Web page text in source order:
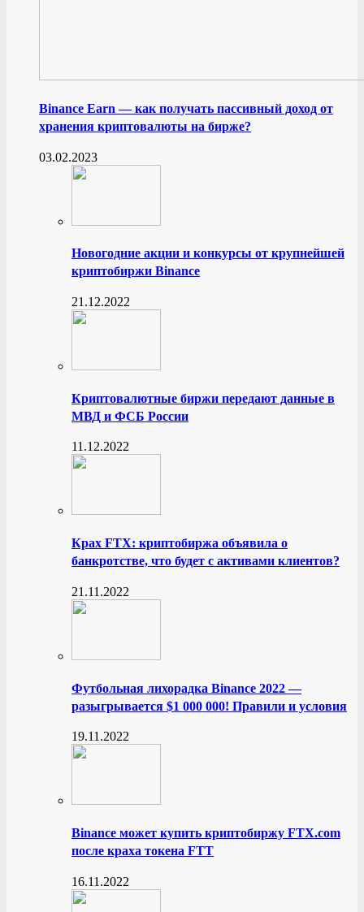
Binance Earn — как получать пассивный доход от
хранения криптовалюты на бирже?
03.02.2023
Новогодние акции и конкурсы от крупнейшей
криптобиржи Binance
21.12.2022
Криптовалютные биржи передают данные в
МВД и ФСБ России
11.12.2022
Крах FTX: криптобиржа объявила о
банкротстве, что будет с активами клиентов?
21.11.2022
Футбольная лихорадка Binance 2022 —
разыгрывается $1 000 000! Правили и условия
19.11.2022
Binance может купить криптобиржу FTX.com
после краха токена FTT
16.11.2022